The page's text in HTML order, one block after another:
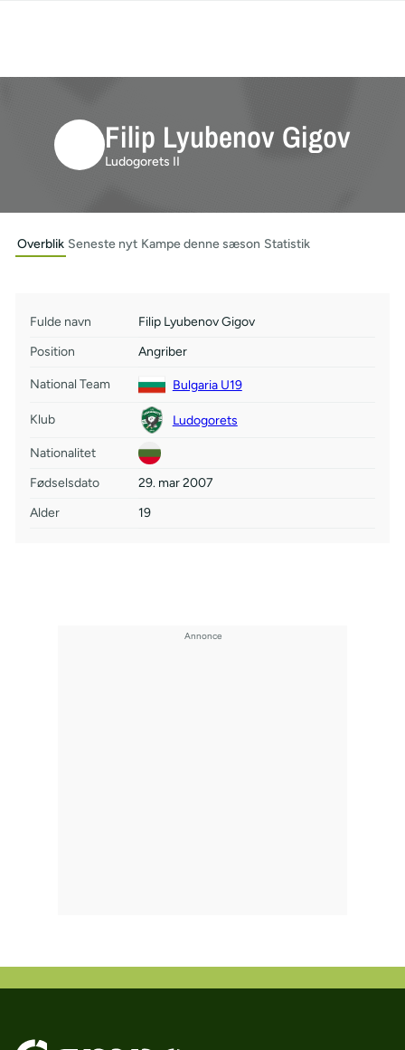
Filip Lyubenov Gigov
Ludogorets II
Overblik Seneste nyt Kampe denne sæson Statistik
Fulde navn
Filip Lyubenov Gigov
Position
Angriber
National Team Bulgaria U19
Klub Ludogorets
Nationalitet
Fødselsdato
29. mar 2007
Alder
19